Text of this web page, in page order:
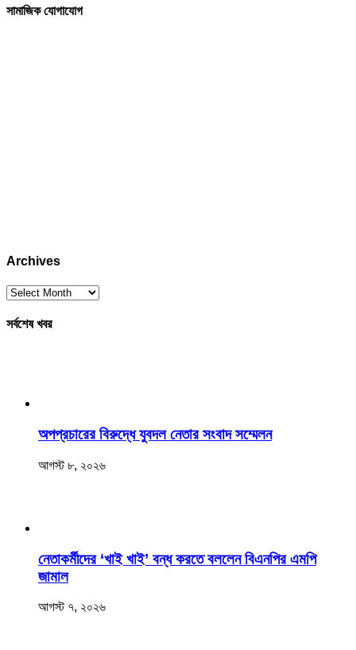
সামাজিক যোগাযোগ
Archives
Archives
সর্বশেষ খবর
অপপ্রচারের বিরুদ্ধে যুবদল নেতার সংবাদ সম্মেলন
আগস্ট ৮, ২০২৬
নেতাকর্মীদের ‘খাই খাই’ বন্ধ করতে বললেন বিএনপির এমপি
জামাল
আগস্ট ৭, ২০২৬